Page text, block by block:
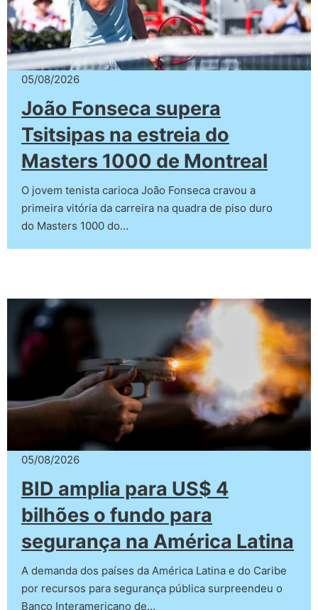
05/08/2026
João Fonseca supera
Tsitsipas na estreia do
Masters 1000 de Montreal
O jovem tenista carioca João Fonseca cravou a
primeira vitória da carreira na quadra de piso duro
do Masters 1000 do…
05/08/2026
BID amplia para US$ 4
bilhões o fundo para
segurança na América Latina
A demanda dos países da América Latina e do Caribe
por recursos para segurança pública surpreendeu o
Banco Interamericano de…